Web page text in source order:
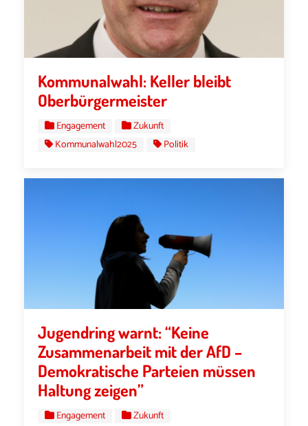
Kommunalwahl: Keller bleibt
Oberbürgermeister
Engagement
Zukunft
Kommunalwahl2025
Politik
Jugendring warnt: “Keine
Zusammenarbeit mit der AfD –
Demokratische Parteien müssen
Haltung zeigen”
Engagement
Zukunft